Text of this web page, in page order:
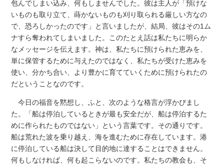
包んでしまい込み、何もしませんでした。彼は主人が「預けな
いものも取り立て、蒔かないものも刈り取られる厳しい方なの
で、恐ろしかったのです」と言いましたが、結局、彼はその1ム
ナすら奪われてしまいました。このたとえ話は私たちに明らか
なメッセージを伝えます。神は、私たちに預けられた恵みを、
単に保管するために与えたのではなく、私たちが受けた恵みを
使い、分かち合い、より豊かに育てていくために預けられたの
だということなのです。
今日の福音を黙想し、ふと、次のような格言が浮かびまし
た。「船は停泊しているときが最も安全だが、船は停泊するた
めに作られたものではない」という言葉です。その通りです。
船は荒れた波を乗り越え、海を進むために存在しています。港
に停泊している船は決して目的地に達することはできません。
何もしなければ、何も起こらないのです。私たちの教会も、そ